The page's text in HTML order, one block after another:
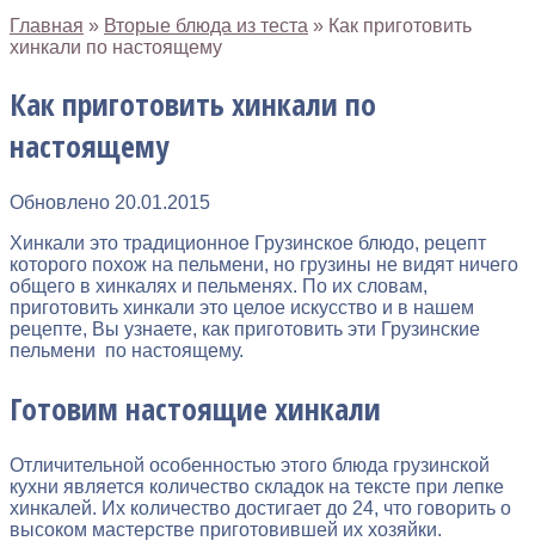
Главная » Вторые блюда из теста » Как приготовить
хинкали по настоящему
Как приготовить хинкали по
настоящему
Обновлено 20.01.2015
Хинкали это традиционное Грузинское блюдо, рецепт
которого похож на пельмени, но грузины не видят ничего
общего в хинкалях и пельменях. По их словам,
приготовить хинкали это целое искусство и в нашем
рецепте, Вы узнаете, как приготовить эти Грузинские
пельмени по настоящему.
Готовим настоящие хинкали
Отличительной особенностью этого блюда грузинской
кухни является количество складок на тексте при лепке
хинкалей. Их количество достигает до 24, что говорить о
высоком мастерстве приготовившей их хозяйки.